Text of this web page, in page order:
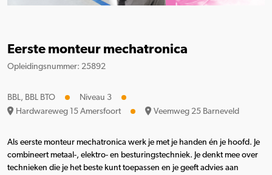
Eerste monteur mechatronica
Opleidingsnummer: 25892
BBL, BBL BTO
Niveau 3
Hardwareweg 15 Amersfoort
Veemweg 25 Barneveld
Als eerste monteur mechatronica werk je met je handen én je hoofd. Je
combineert metaal-, elektro- en besturingstechniek. Je denkt mee over
technieken die je het beste kunt toepassen en je geeft advies aan